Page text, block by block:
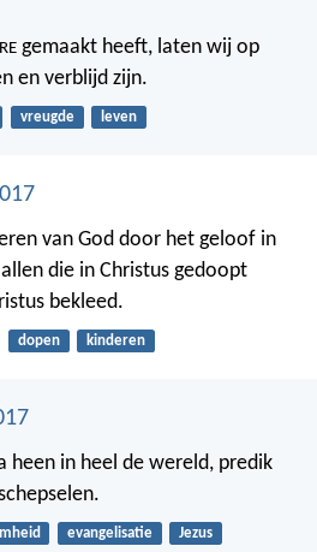
gemaakt heeft, laten wij op
en verblijd zijn.
vreugde leven
van God door het geloof in
die in Christus gedoopt
bekleed.
dopen kinderen
heen in heel de wereld, predik
evangelisatie Jezus